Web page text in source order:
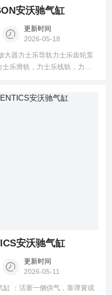
安沃驰气缸
更新时间
2026-05-18
大器力士乐导轨力士乐齿轮泵
乐滑轨，力士乐线轨，力士
安沃驰气缸
更新时间
2026-05-11
缸 ：活塞一侧供气，靠弹簧或